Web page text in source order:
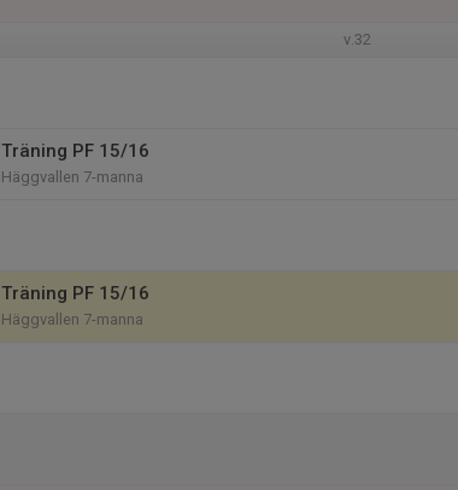
v.32
Träning PF 15/16
Häggvallen 7-manna
Träning PF 15/16
Häggvallen 7-manna